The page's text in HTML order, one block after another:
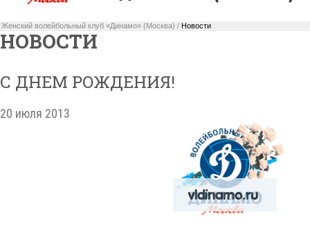
Женский волейбольный клуб «Динамо» (Москва) / Новости
НОВОСТИ
С ДНЕМ РОЖДЕНИЯ!
20 июля 2013